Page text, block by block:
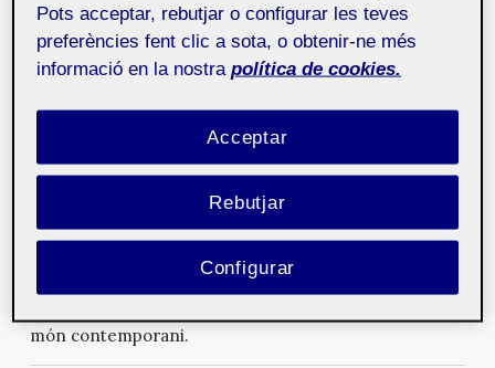
artist based in Berlin and Valencia. She is currently
working on a series of virtual reality artworks
centreing on the theme of human and non-human
landscapes.
de maig de 2020
Ingrid Guardiola és professora, programadora
audiovisual, directora i assagista. Ha contribuït a la
reflexió i el debat públic sobre els formats televisius i
món contemporani.
Pots acceptar, rebutjar o configurar les teves
preferències fent clic a sota, o obtenir-ne més
informació en la nostra política de cookies.
Rebutjar
Acceptar
Configurar